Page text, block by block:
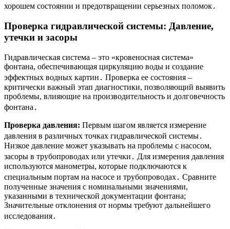
хорошем состоянии и предотвращении серьезных поломок․
Проверка гидравлической системы: Давление,
утечки и засоры
Гидравлическая система – это «кровеносная система»
фонтана, обеспечивающая циркуляцию воды и создание
эффектных водных картин․ Проверка ее состояния –
критически важный этап диагностики, позволяющий выявить
проблемы, влияющие на производительность и долговечность
фонтана․
Проверка давления: Первым шагом является измерение
давления в различных точках гидравлической системы․
Низкое давление может указывать на проблемы с насосом,
засоры в трубопроводах или утечки․ Для измерения давления
используются манометры, которые подключаются к
специальным портам на насосе и трубопроводах․ Сравните
полученные значения с номинальными значениями,
указанными в технической документации фонтана;
Значительные отклонения от нормы требуют дальнейшего
исследования․